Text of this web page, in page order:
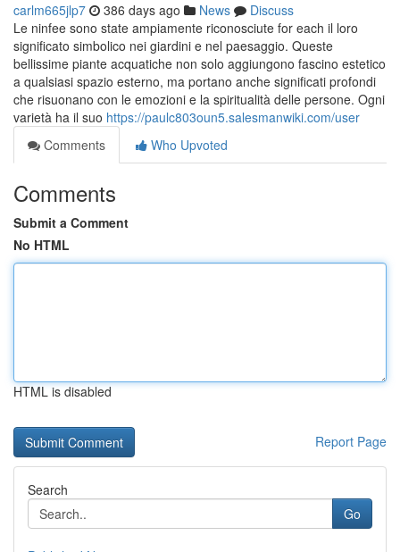
carlm665jlp7 386 days ago News
Discuss
Le ninfee sono state ampiamente riconosciute for each il loro
significato simbolico nei giardini e nel paesaggio. Queste
bellissime piante acquatiche non solo aggiungono fascino estetico
a qualsiasi spazio esterno, ma portano anche significati profondi
che risuonano con le emozioni e la spiritualità delle persone. Ogni
varietà ha il suo https://paulc803oun5.salesmanwiki.com/user
Comments
Who Upvoted
Comments
Submit a Comment
No HTML
HTML is disabled
Report Page
Search
Go